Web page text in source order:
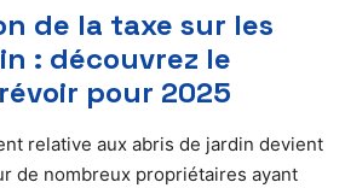
de la taxe sur les
: découvrez le
pour 2025
relative aux abris de jardin devient
de nombreux propriétaires ayant